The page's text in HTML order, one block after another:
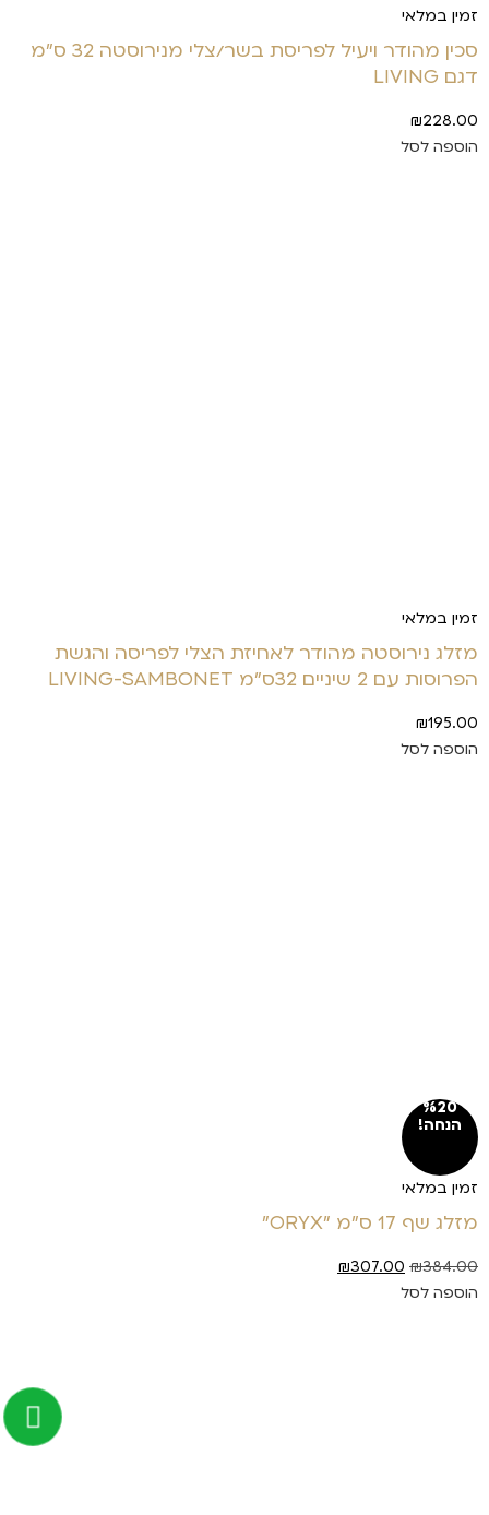
זמין במלאי
סכין מהודר ויעיל לפריסת בשר/צלי מנירוסטה 32 ס"מ
דגם LIVING
₪228.00
הוספה לסל
זמין במלאי
מזלג נירוסטה מהודר לאחיזת הצלי לפריסה והגשת
הפרוסות עם 2 שיניים 32ס"מ LIVING-SAMBONET
₪195.00
הוספה לסל
%20
הנחה!
זמין במלאי
מזלג שף 17 ס"מ "ORYX"
₪384.00
₪307.00
הוספה לסל